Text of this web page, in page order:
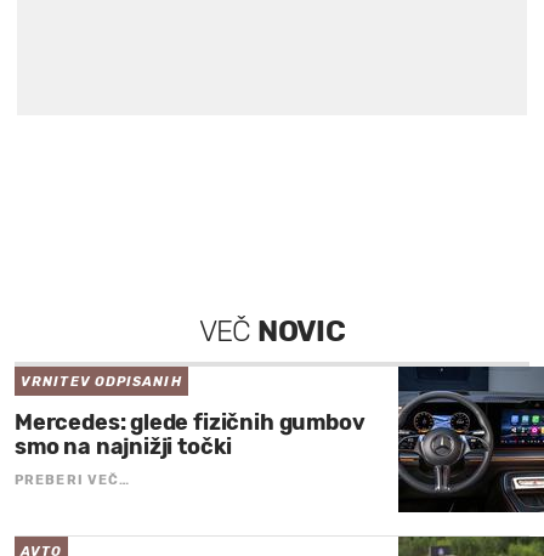
VEČ NOVIC
VRNITEV ODPISANIH
Mercedes: glede fizičnih gumbov
smo na najnižji točki
PREBERI VEČ…
AVTO